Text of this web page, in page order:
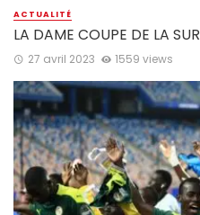
ACTUALITÉ
LA DAME COUPE DE LA
27 avril 2023 1559 views